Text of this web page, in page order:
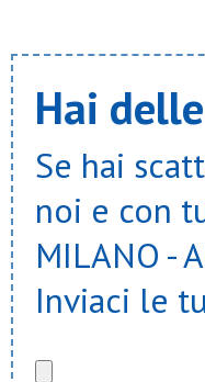
Hai
Se hai
noi e con
MILANO -
Inviaci le